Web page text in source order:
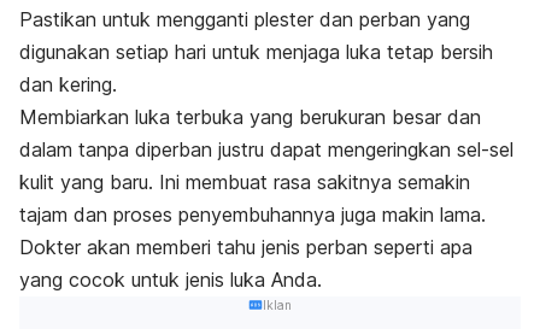
Pastikan untuk mengganti plester dan perban yang
digunakan setiap hari untuk menjaga luka tetap bersih
dan kering.
Membiarkan luka terbuka yang berukuran besar dan
dalam tanpa diperban justru dapat mengeringkan sel-sel
kulit yang baru. Ini membuat rasa sakitnya semakin
tajam dan proses penyembuhannya juga makin lama.
Dokter akan memberi tahu jenis perban seperti apa
yang cocok untuk jenis luka Anda.
Iklan